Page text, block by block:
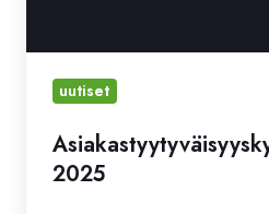
uutiset
2025